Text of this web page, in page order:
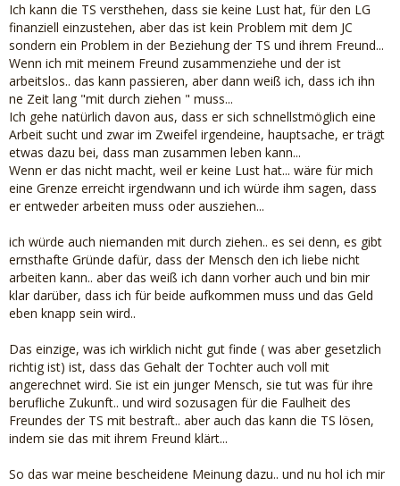
Ich kann die TS versthehen, dass sie keine Lust hat, für den LG
finanziell einzustehen, aber das ist kein Problem mit dem JC
sondern ein Problem in der Beziehung der TS und ihrem Freund...
Wenn ich mit meinem Freund zusammenziehe und der ist
arbeitslos.. das kann passieren, aber dann weiß ich, dass ich ihn
ne Zeit lang "mit durch ziehen " muss...
Ich gehe natürlich davon aus, dass er sich schnellstmöglich eine
Arbeit sucht und zwar im Zweifel irgendeine, hauptsache, er trägt
etwas dazu bei, dass man zusammen leben kann...
Wenn er das nicht macht, weil er keine Lust hat... wäre für mich
eine Grenze erreicht irgendwann und ich würde ihm sagen, dass
er entweder arbeiten muss oder ausziehen...
ich würde auch niemanden mit durch ziehen.. es sei denn, es gibt
ernsthafte Gründe dafür, dass der Mensch den ich liebe nicht
arbeiten kann.. aber das weiß ich dann vorher auch und bin mir
klar darüber, dass ich für beide aufkommen muss und das Geld
eben knapp sein wird..
Das einzige, was ich wirklich nicht gut finde ( was aber gesetzlich
richtig ist) ist, dass das Gehalt der Tochter auch voll mit
angerechnet wird. Sie ist ein junger Mensch, sie tut was für ihre
berufliche Zukunft.. und wird sozusagen für die Faulheit des
Freundes der TS mit bestraft.. aber auch das kann die TS lösen,
indem sie das mit ihrem Freund klärt...
So das war meine bescheidene Meinung dazu.. und nu hol ich mir